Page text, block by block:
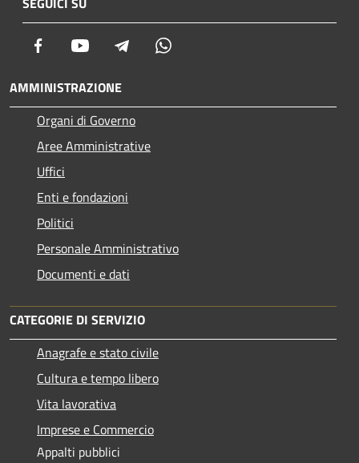
Facebook Youtube Telegram
AMMINISTRAZIONE
Organi di Governo
Aree Amministrative
Uffici
Enti e fondazioni
Politici
Personale Amministrativo
Documenti e dati
CATEGORIE DI SERVIZIO
Anagrafe e stato civile
Cultura e tempo libero
Vita lavorativa
Imprese e Commercio
Appalti pubblici